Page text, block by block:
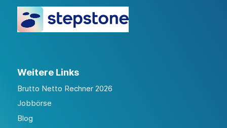
Weitere Links
Brutto Netto Rechner 2026
Jobbörse
Blog